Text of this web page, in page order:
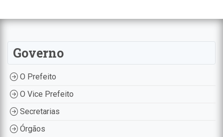
Governo
O Prefeito
O Vice Prefeito
Secretarias
Órgãos